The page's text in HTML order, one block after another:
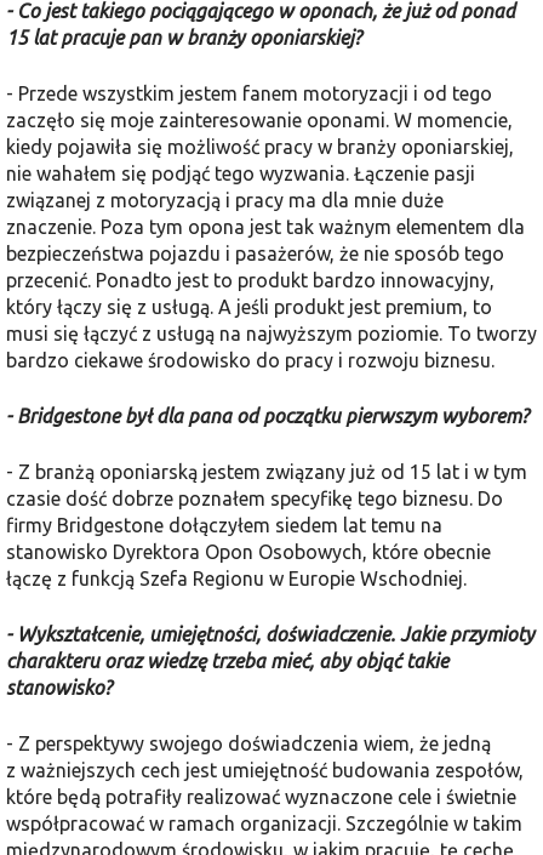
- Co jest takiego pociągającego w oponach, że już od ponad
15 lat pracuje pan w branży oponiarskiej?
- Przede wszystkim jestem fanem motoryzacji i od tego
zaczęło się moje zainteresowanie oponami. W momencie,
kiedy pojawiła się możliwość pracy w branży oponiarskiej,
nie wahałem się podjąć tego wyzwania. Łączenie pasji
związanej z motoryzacją i pracy ma dla mnie duże
znaczenie. Poza tym opona jest tak ważnym elementem dla
bezpieczeństwa pojazdu i pasażerów, że nie sposób tego
przecenić. Ponadto jest to produkt bardzo innowacyjny,
który łączy się z usługą. A jeśli produkt jest premium, to
musi się łączyć z usługą na najwyższym poziomie. To tworzy
bardzo ciekawe środowisko do pracy i rozwoju biznesu.
- Bridgestone był dla pana od początku pierwszym wyborem?
- Z branżą oponiarską jestem związany już od 15 lat i w tym
czasie dość dobrze poznałem specyfikę tego biznesu. Do
firmy Bridgestone dołączyłem siedem lat temu na
stanowisko Dyrektora Opon Osobowych, które obecnie
łączę z funkcją Szefa Regionu w Europie Wschodniej.
- Wykształcenie, umiejętności, doświadczenie. Jakie przymioty
charakteru oraz wiedzę trzeba mieć, aby objąć takie
stanowisko?
- Z perspektywy swojego doświadczenia wiem, że jedną
z ważniejszych cech jest umiejętność budowania zespołów,
które będą potrafiły realizować wyznaczone cele i świetnie
współpracować w ramach organizacji. Szczególnie w takim